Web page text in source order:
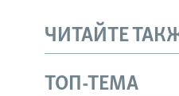
ЧИТАЙТЕ
ТОП-ТЕМА